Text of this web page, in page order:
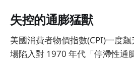
失控的通膨猛獸
美國消費者物價指數(CPI)一度
場陷入對 1970 年代「停滯性通